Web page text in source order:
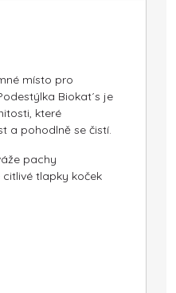
místo pro
Biokat´s je
které
a pohodlně se čistí.
pachy
tlapky koček